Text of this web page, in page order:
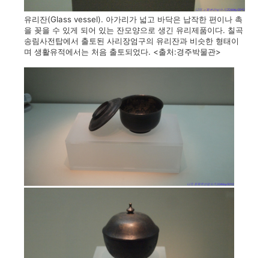
유리잔(Glass vessel). 아가리가 넓고 바닥은 납작한 편이나 촉
을 꽂을 수 있게 되어 있는 잔모양으로 생긴 유리제품이다. 칠곡
송림사전탑에서 출토된 사리장엄구의 유리잔과 비슷한 형태이
며 생활유적에서는 처음 출토되었다. <출처:경주박물관>